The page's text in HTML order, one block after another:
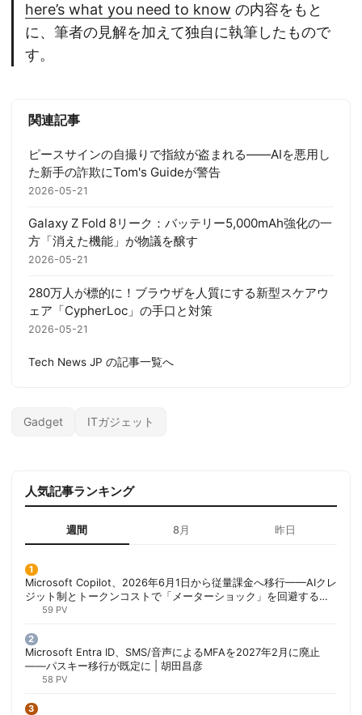
here’s what you need to know の内容をもと
に、筆者の見解を加えて独自に執筆したもので
す。
関連記事
ピースサインの自撮りで指紋が盗まれる——AIを悪用し
た新手の詐欺にTom's Guideが警告
2026-05-21
Galaxy Z Fold 8リーク：バッテリー5,000mAh強化の一
方「消えた機能」が物議を醸す
2026-05-21
280万人が標的に！ブラウザを人質にする新型スケアウ
ェア「CypherLoc」の手口と対策
2026-05-21
Tech News JP の記事一覧へ
Gadget ITガジェット
人気記事ランキング
週間 8月 昨日
Microsoft Copilot、2026年6月1日から従量課金へ移行——AIクレ
ジット制とトークンコストで「メーターショック」を回避する方
法 | 胡田昌彦
59 PV
Microsoft Entra ID、SMS/音声によるMFAを2027年2月に廃止
——パスキー移行が既定に | 胡田昌彦
58 PV